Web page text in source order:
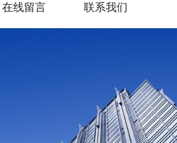
在线留言 联系我们